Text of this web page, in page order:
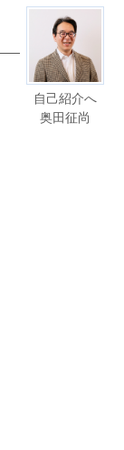
自己紹介へ
奥田征尚